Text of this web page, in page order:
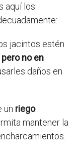
aquí los
jacintos estén
no en
daños en
un riego
mantener la